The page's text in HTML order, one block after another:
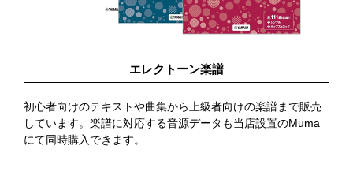
エレクトーン楽譜
初心者向けのテキストや曲集から上級者向けの楽譜まで販売
しています。楽譜に対応する音源データも当店設置のMuma
にて同時購入できます。